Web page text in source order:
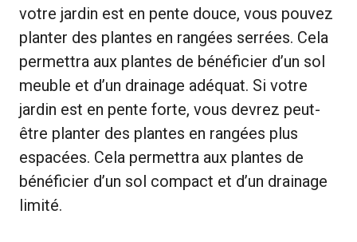
votre jardin est en pente douce, vous pouvez
planter des plantes en rangées serrées. Cela
permettra aux plantes de bénéficier d’un sol
meuble et d’un drainage adéquat. Si votre
jardin est en pente forte, vous devrez peut-
être planter des plantes en rangées plus
espacées. Cela permettra aux plantes de
bénéficier d’un sol compact et d’un drainage
limité.